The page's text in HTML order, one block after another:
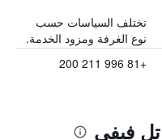
تختلف السياسات حسب
نوع الغرفة ومزود الخدمة.
+81 996 211 200
فيفي